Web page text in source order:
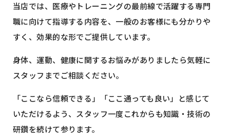
当店では、医療やトレーニングの最前線で活躍する専門
職に向けて指導する内容を、一般のお客様にも分かりや
すく、効果的な形でご提供しています。
身体、運動、健康に関するお悩みがありましたら気軽に
スタッフまでご相談ください。
「ここなら信頼できる」「ここ通っても良い」と感じて
いただけるよう、スタッフ一度これからも知識・技術の
研鑽を続けて参ります。